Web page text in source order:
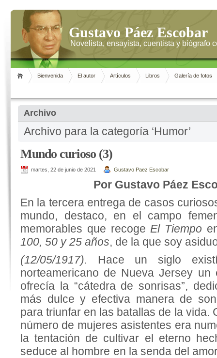
Gustavo Páez Escobar
Novelista, ensayista, cuentista y biógrafo
Bienvenida El autor Artículos Libros Galería de fotos
Archivo
Archivo para la categoría ‘Humor’
Mundo curioso (3)
martes, 22 de junio de 2021 Gustavo Paez Escobar
Por Gustavo Páez
En la tercera entrega de casos
mundo, destaco, en el campo
memorables que recogeEl Tiempo
100, 50 y 25 años, de la que soy
(12/05/1917). Hace un siglo
norteamericano de Nueva Jersey un
ofrecía la “cátedra de sonrisas”,
más dulce y efectiva manera de
para triunfar en las batallas de la vida.
número de mujeres asistentes era
la tentación de cultivar el eterno
seduce al hombre en la senda del